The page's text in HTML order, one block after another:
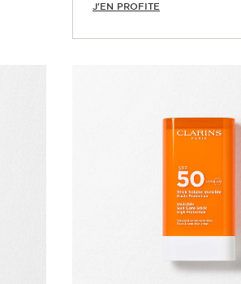
J'EN PROFITE